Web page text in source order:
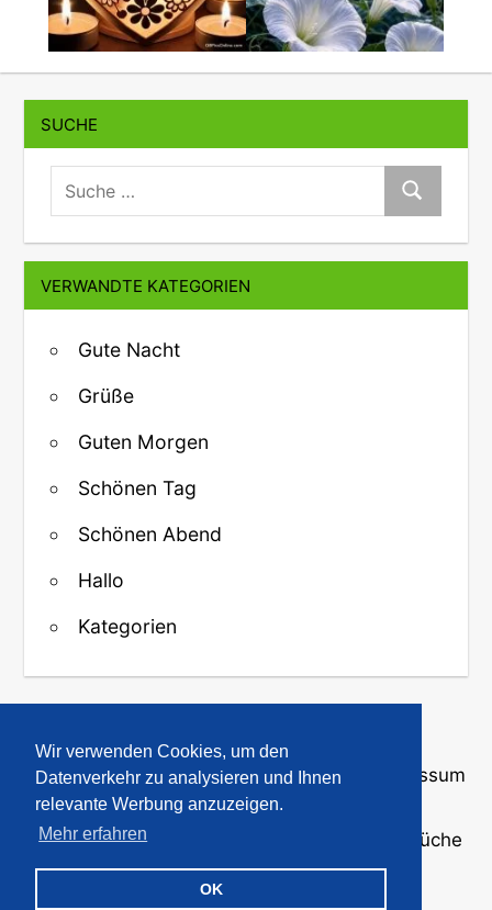
Wir verwenden Cookies, um den
Datenverkehr zu analysieren und Ihnen
relevante Werbung anzuzeigen.
Mehr erfahren
OK
SUCHE
suche:
Suche
VERWANDTE KATEGORIEN
Gute Nacht
Grüße
Guten Morgen
Schönen Tag
Schönen Abend
Hallo
Kategorien
↑ Zurück zum Anfang
Über uns·Kontakt·Datenschutz Impressum
© 2008-2026
· Bilder und Sprüche
für WhatsApp und Profile